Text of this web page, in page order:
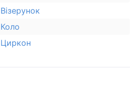
Візерунок
Коло
Циркон